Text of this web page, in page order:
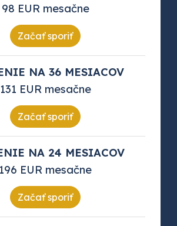
98 EUR mesačne
Začať sporiť
NA 36 MESIACOV
131 EUR mesačne
Začať sporiť
NA 24 MESIACOV
196 EUR mesačne
Začať sporiť